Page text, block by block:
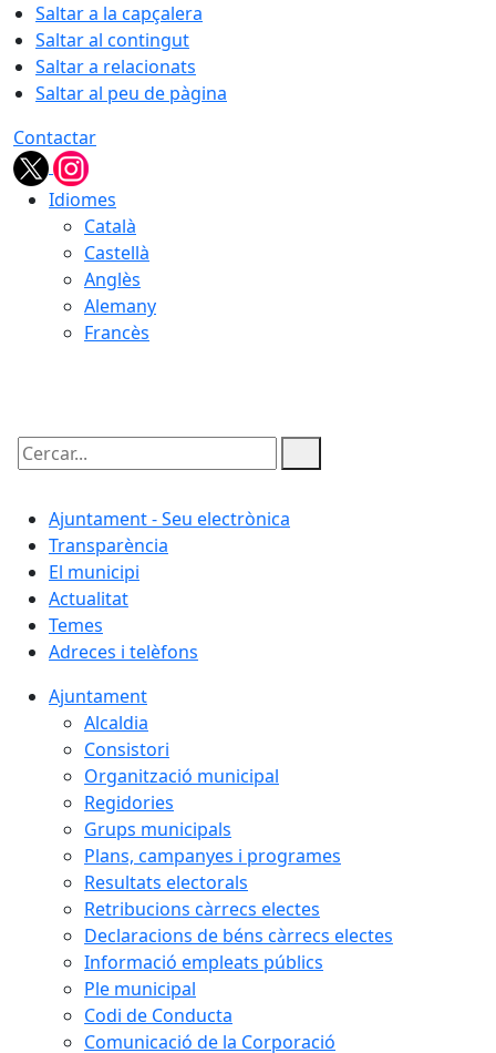
Saltar a la capçalera
Saltar al contingut
Saltar a relacionats
Saltar al peu de pàgina
Contactar
Idiomes
Català
Castellà
Anglès
Alemany
Francès
Cercar:
Ajuntament - Seu electrònica
Transparència
El municipi
Actualitat
Temes
Adreces i telèfons
Ajuntament
Alcaldia
Consistori
Organització municipal
Regidories
Grups municipals
Plans, campanyes i programes
Resultats electorals
Retribucions càrrecs electes
Declaracions de béns càrrecs electes
Informació empleats públics
Ple municipal
Codi de Conducta
Comunicació de la Corporació